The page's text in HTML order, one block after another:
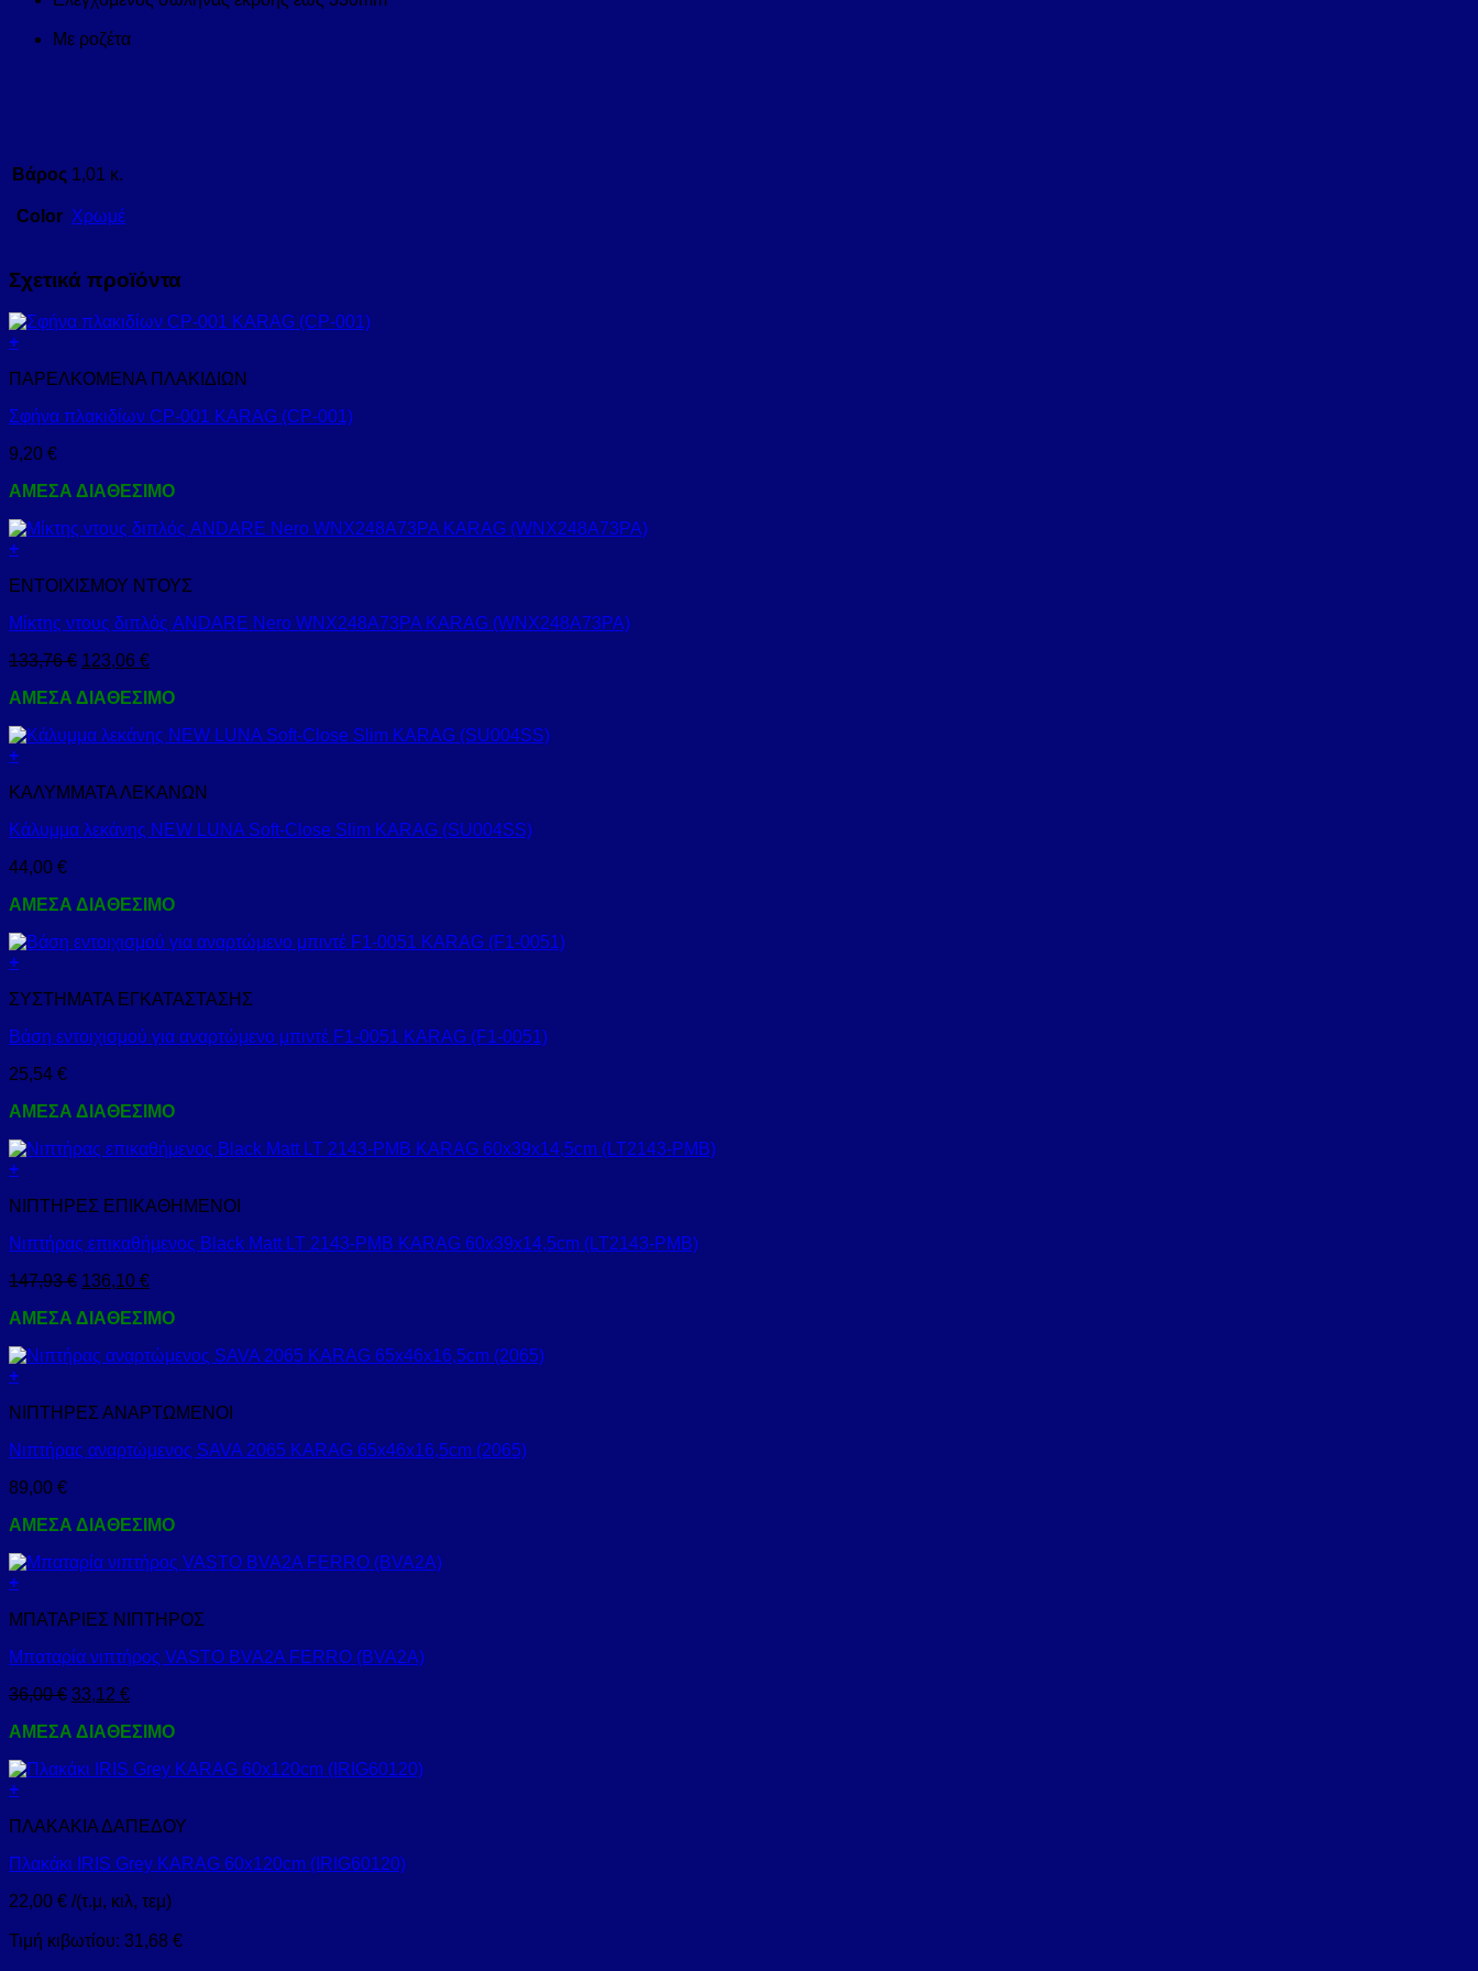
Με ροζέτα
Βάρος 1,01 κ.
Color Χρωμέ
Σχετικά προϊόντα
+
ΠΑΡΕΛΚΟΜΕΝΑ ΠΛΑΚΙΔΙΩΝ
Σφήνα πλακιδίων CP-001 KARAG (CP-001)
9,20 €
ΑΜΕΣΑ ΔΙΑΘΕΣΙΜΟ
+
ΕΝΤΟΙΧΙΣΜΟΥ ΝΤΟΥΣ
Μίκτης ντους διπλός ANDARE Nero WNX248A73PA KARAG (WNX248A73PA)
133,76€ 123,06 €
ΑΜΕΣΑ ΔΙΑΘΕΣΙΜΟ
+
ΚΑΛΥΜΜΑΤΑ ΛΕΚΑΝΩΝ
Κάλυμμα λεκάνης NEW LUNA Soft-Close Slim KARAG (SU004SS)
44,00 €
ΑΜΕΣΑ ΔΙΑΘΕΣΙΜΟ
+
ΣΥΣΤΗΜΑΤΑ ΕΓΚΑΤΑΣΤΑΣΗΣ
Βάση εντοιχισμού για αναρτώμενο μπιντέ F1-0051 KARAG (F1-0051)
25,54 €
ΑΜΕΣΑ ΔΙΑΘΕΣΙΜΟ
+
ΝΙΠΤΗΡΕΣ ΕΠΙΚΑΘΗΜΕΝΟΙ
Νιπτήρας επικαθήμενος Black Matt LT 2143-PMB KARAG 60x39x14,5cm (LT2143-PMB)
147,93€ 136,10 €
ΑΜΕΣΑ ΔΙΑΘΕΣΙΜΟ
+
ΝΙΠΤΗΡΕΣ ΑΝΑΡΤΩΜΕΝΟΙ
Νιπτήρας αναρτώμενος SAVA 2065 KARAG 65x46x16,5cm (2065)
89,00 €
ΑΜΕΣΑ ΔΙΑΘΕΣΙΜΟ
+
ΜΠΑΤΑΡΙΕΣ ΝΙΠΤΗΡΟΣ
Μπαταρία νιπτήρος VASTO BVA2A FERRO (BVA2A)
36,00€ 33,12 €
ΑΜΕΣΑ ΔΙΑΘΕΣΙΜΟ
+
ΠΛΑΚΑΚΙΑ ΔΑΠΕΔΟΥ
Πλακάκι IRIS Grey KARAG 60x120cm (IRIG60120)
22,00 € /(τ.μ, κιλ, τεμ)
Τιμή κιβωτίου: 31,68 €